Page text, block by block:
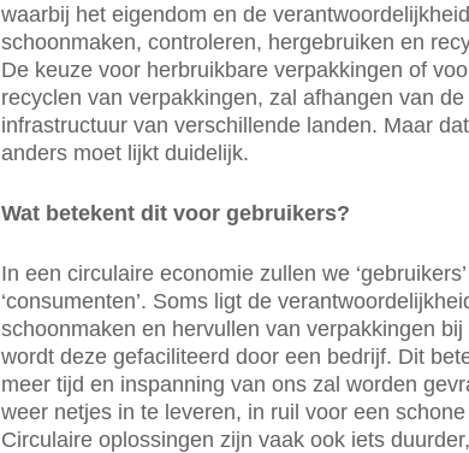
waarbij het eigendom en de
schoonmaken, controleren, hergebruiken en
De keuze voor herbruikbare verpakkingen of
recyclen van verpakkingen, zal afhangen van
infrastructuur van verschillende landen. Maar
anders moet lijkt duidelijk.
Wat betekent dit voor gebruikers?
In een circulaire economie zullen we
‘consumenten’. Soms ligt de
schoonmaken en hervullen van verpakkingen
wordt deze gefaciliteerd door een bedrijf. Dit
meer tijd en inspanning van ons zal worden
weer netjes in te leveren, in ruil voor een
Circulaire oplossingen zijn vaak ook iets